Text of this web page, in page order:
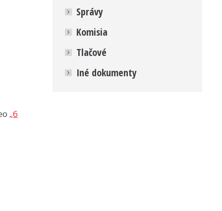
„6
Správy
Komisia
Tlačové
Iné dokumenty